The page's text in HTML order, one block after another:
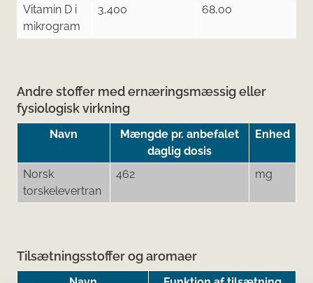
Vitamin D i
mikrogram
3,400 68,00
Andre stoffer med ernæringsmæssig eller
fysiologisk virkning
Navn
Mængde pr. anbefalet
daglig dosis
Enhed
Norsk
torskelevertran
462 mg
Tilsætningsstoffer og aromaer